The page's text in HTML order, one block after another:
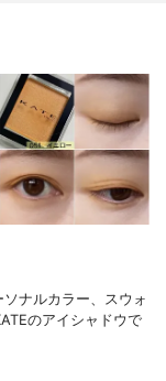
ナルカラー、スウォ
のアイシャドウで